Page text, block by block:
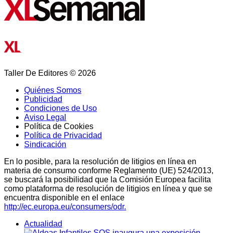
Taller De Editores © 2026
Quiénes Somos
Publicidad
Condiciones de Uso
Aviso Legal
Política de Cookies
Política de Privacidad
Sindicación
En lo posible, para la resolución de litigios en línea en
materia de consumo conforme Reglamento (UE) 524/2013,
se buscará la posibilidad que la Comisión Europea facilita
como plataforma de resolución de litigios en línea y que se
encuentra disponible en el enlace
http://ec.europa.eu/consumers/odr.
Actualidad